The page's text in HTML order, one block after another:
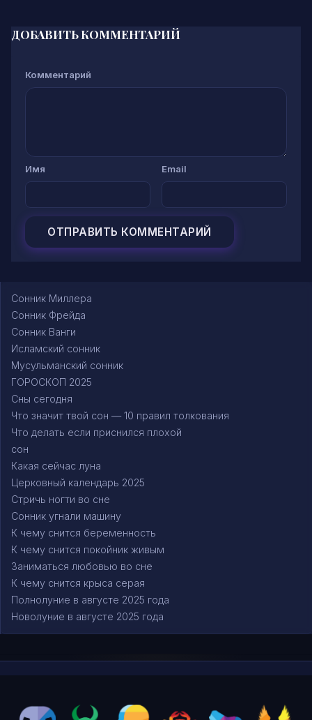
ДОБАВИТЬ КОММЕНТАРИЙ
Комментарий
Имя Email
Сонник Миллера
Сонник Фрейда
Сонник Ванги
Исламский сонник
Мусульманский сонник
ГОРОСКОП 2025
Сны сегодня
Что значит твой сон — 10 правил толкования
Что делать если приснился плохой
сон
Какая сейчас луна
Церковный календарь 2025
Стричь ногти во сне
Сонник угнали машину
К чему снится беременность
К чему снится покойник живым
Заниматься любовью во сне
К чему снится крыса серая
Полнолуние в августе 2025 года
Новолуние в августе 2025 года